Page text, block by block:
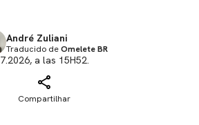
André Zuliani
Traducido deOmelete BR
a las 15H52.
Compartilhar